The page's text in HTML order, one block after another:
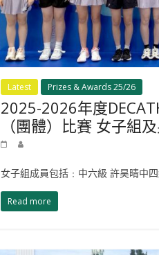
Latest Prizes & Awards 25/26
2025-2026年度
（團體）比賽 女子組
女子組成員包括﹕中六級 許昊晴中
Read more